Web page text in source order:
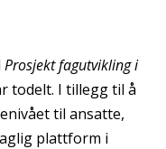
Prosjekt fagutvikling i
todelt. I tillegg til å
til ansatte,
plattform i